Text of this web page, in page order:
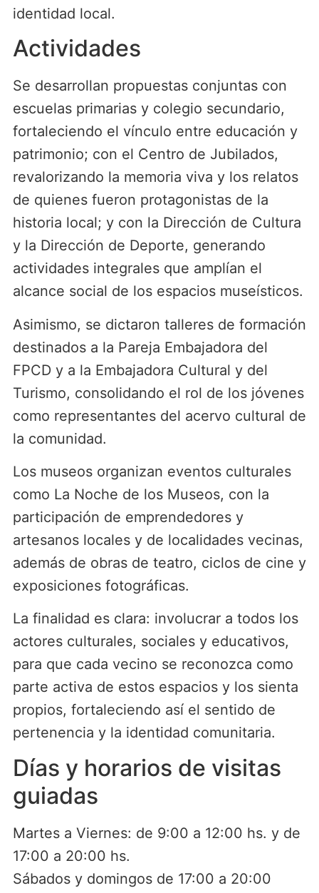
identidad local.
Actividades
Se desarrollan propuestas conjuntas con
escuelas primarias y colegio secundario,
fortaleciendo el vínculo entre educación y
patrimonio; con el Centro de Jubilados,
revalorizando la memoria viva y los relatos
de quienes fueron protagonistas de la
historia local; y con la Dirección de Cultura
y la Dirección de Deporte, generando
actividades integrales que amplían el
alcance social de los espacios museísticos.
Asimismo, se dictaron talleres de formación
destinados a la Pareja Embajadora del
FPCD y a la Embajadora Cultural y del
Turismo, consolidando el rol de los jóvenes
como representantes del acervo cultural de
la comunidad.
Los museos organizan eventos culturales
como La Noche de los Museos, con la
participación de emprendedores y
artesanos locales y de localidades vecinas,
además de obras de teatro, ciclos de cine y
exposiciones fotográficas.
La finalidad es clara: involucrar a todos los
actores culturales, sociales y educativos,
para que cada vecino se reconozca como
parte activa de estos espacios y los sienta
propios, fortaleciendo así el sentido de
pertenencia y la identidad comunitaria.
Días y horarios de visitas
guiadas
Martes a Viernes: de 9:00 a 12:00 hs. y de
17:00 a 20:00 hs.
Sábados y domingos de 17:00 a 20:00